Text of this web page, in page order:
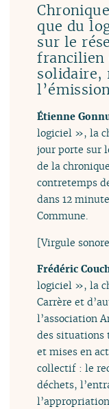
que du
sur le
francilien
solidaire,
Étienne
logiciel », la
jour porte sur
de la
contretemps
dans 12
Commune.
[Virgule
Frédéric
logiciel », la
Carrère et
l’association
des situations
et mises en
collectif : le
déchets,